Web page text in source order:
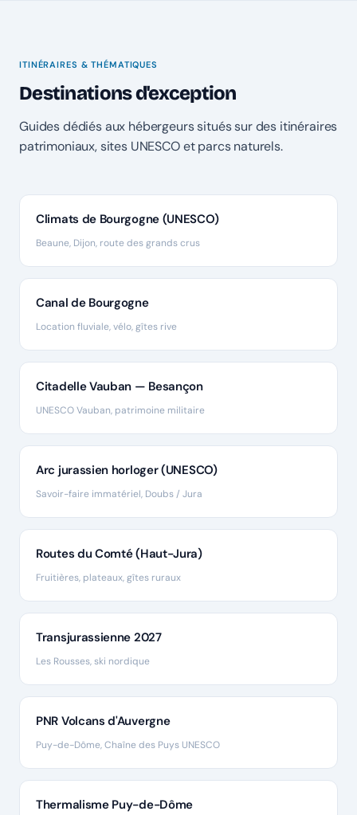
ITINÉRAIRES & THÉMATIQUES
Destinations d'exception
Guides dédiés aux hébergeurs situés sur des itinéraires
patrimoniaux, sites UNESCO et parcs naturels.
Climats de Bourgogne (UNESCO)
Beaune, Dijon, route des grands crus
Canal de Bourgogne
Location fluviale, vélo, gîtes rive
Citadelle Vauban — Besançon
UNESCO Vauban, patrimoine militaire
Arc jurassien horloger (UNESCO)
Savoir-faire immatériel, Doubs / Jura
Routes du Comté (Haut-Jura)
Fruitières, plateaux, gîtes ruraux
Transjurassienne 2027
Les Rousses, ski nordique
PNR Volcans d'Auvergne
Puy-de-Dôme, Chaîne des Puys UNESCO
Thermalisme Puy-de-Dôme